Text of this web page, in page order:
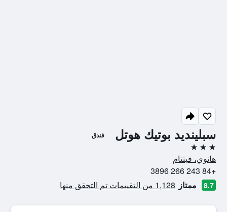
سبلينديد بوتيك هوتل فندق
3 نجوم
هانوي، فيتنام
+84 243 266 3896
8.7 ممتاز 1,128 من التقييمات تم التحقق منها